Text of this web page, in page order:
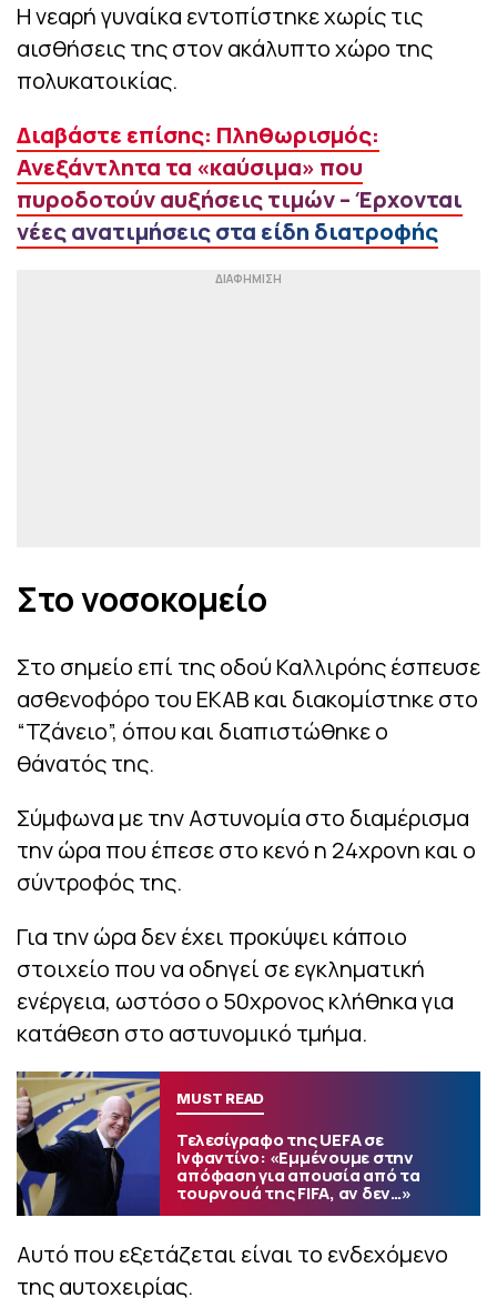
Η νεαρή γυναίκα εντοπίστηκε χωρίς τις
αισθήσεις της στον ακάλυπτο χώρο της
πολυκατοικίας.
Διαβάστε επίσης: Πληθωρισμός:
Ανεξάντλητα τα «καύσιμα» που
πυροδοτούν αυξήσεις τιμών – Έρχονται
νέες ανατιμήσεις στα είδη διατροφής
Στο νοσοκομείο
Στο σημείο επί της οδού Καλλιρόης έσπευσε
ασθενοφόρο του ΕΚΑΒ και διακομίστηκε στο
“Τζάνειο”, όπου και διαπιστώθηκε ο
θάνατός της.
Σύμφωνα με την Αστυνομία στο διαμέρισμα
την ώρα που έπεσε στο κενό η 24χρονη και ο
σύντροφός της.
Για την ώρα δεν έχει προκύψει κάποιο
στοιχείο που να οδηγεί σε εγκληματική
ενέργεια, ωστόσο ο 50χρονος κλήθηκα για
κατάθεση στο αστυνομικό τμήμα.
MUST READ
Τελεσίγραφο της UEFA σε
Ινφαντίνο: «Εμμένουμε στην
απόφαση για απουσία από τα
τουρνουά της FIFA, αν δεν…»
Αυτό που εξετάζεται είναι το ενδεχόμενο
της αυτοχειρίας.